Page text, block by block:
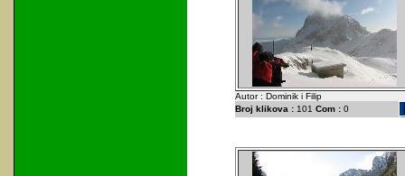
Autor : Dominik i Filip
Broj klikova :101 Com :0